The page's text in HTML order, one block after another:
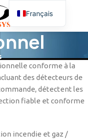
conforme à la
des détecteurs de
détectent les
fiable et conforme
incendie et gaz /
Français